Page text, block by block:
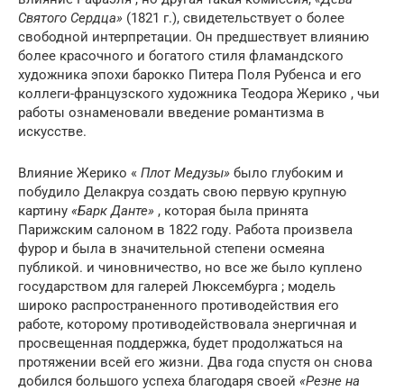
Святого Сердца» (1821 г.), свидетельствует о более
свободной интерпретации. Он предшествует влиянию
более красочного и богатого стиля фламандского
художника эпохи барокко Питера Поля Рубенса и его
коллеги-французского художника Теодора Жерико , чьи
работы ознаменовали введение романтизма в
искусстве.
Влияние Жерико « Плот Медузы» было глубоким и
побудило Делакруа создать свою первую крупную
картину «Барк Данте» , которая была принята
Парижским салоном в 1822 году. Работа произвела
фурор и была в значительной степени осмеяна
публикой. и чиновничество, но все же было куплено
государством для галерей Люксембурга ; модель
широко распространенного противодействия его
работе, которому противодействовала энергичная и
просвещенная поддержка, будет продолжаться на
протяжении всей его жизни. Два года спустя он снова
добился большого успеха благодаря своей «Резне на